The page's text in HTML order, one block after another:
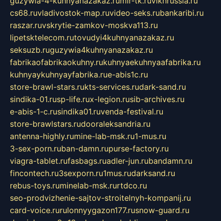
cs68.ruvladivostok-map.ruvideo-seks.rubankaribi.ru
raszar.ruvskrytie-zamkov-moskva113.ru
lipetsktelecom.rutovudyi4kuhnyanazakaz.ru
seksuzb.ruguzywia4kuhnyanazakaz.ru
fabrikaofabrikaokuhny.rukuhnyaekuhnyaafabrika.ru
kuhnyaykuhnyayfabrika.rue-abis1c.ru
store-brawl-stars.rukts-services.rudark-sand.ru
sindika-01.rusp-life.rux-legion.rusib-archives.ru
e-abis-1-c.rusindika01.ruvenda-festival.ru
store-brawlstars.rudooraleksandria.ru
antenna-highly.rumine-lab-msk.ru1-mus.ru
3-sex-porn.ruban-damn.rupurse-factory.ru
viagra-tablet.rufasbags.ruadler-jun.rubandamn.ru
fincontech.ru3sexporn.ru1mus.rudarksand.ru
rebus-toys.ruminelab-msk.rurtdco.ru
seo-prodvizhenie-sajtov-stroitelnyh-kompanij.ru
card-voice.rurulonnyygazon177.rusnow-guard.ru